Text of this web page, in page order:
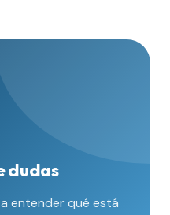
dudas
entender qué está